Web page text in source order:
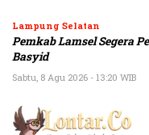
Lampung Selatan
Pemkab Lamsel Segera
Basyid
Sabtu, 8 Agu 2026 - 13:20 WIB